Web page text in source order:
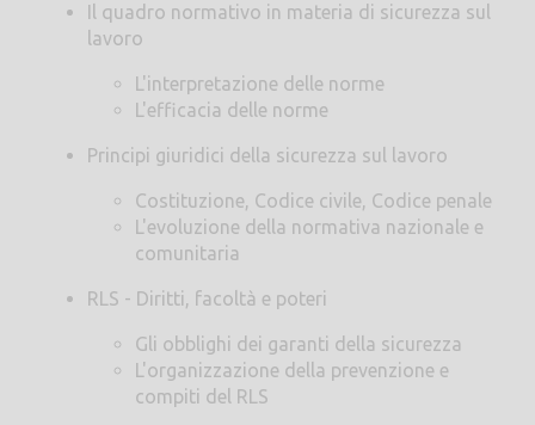
Il quadro normativo in materia di sicurezza sul
lavoro
L'interpretazione delle norme
L'efficacia delle norme
Principi giuridici della sicurezza sul lavoro
Costituzione, Codice civile, Codice penale
L'evoluzione della normativa nazionale e
comunitaria
RLS - Diritti, facoltà e poteri
Gli obblighi dei garanti della sicurezza
L'organizzazione della prevenzione e
compiti del RLS